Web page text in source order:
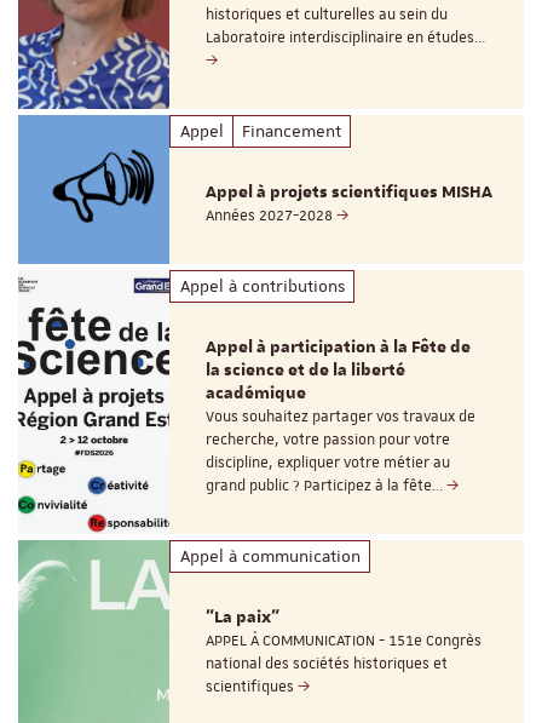
historiques et culturelles au sein du
Laboratoire interdisciplinaire en études…
Appel Financement
Appel à projets scientifiques MISHA
Années 2027-2028
Appel à contributions
Appel à participation à la Fête de
la science et de la liberté
académique
Vous souhaitez partager vos travaux de
recherche, votre passion pour votre
discipline, expliquer votre métier au
grand public ? Participez à la fête…
Appel à communication
"La paix"
APPEL À COMMUNICATION - 151e Congrès
national des sociétés historiques et
scientifiques